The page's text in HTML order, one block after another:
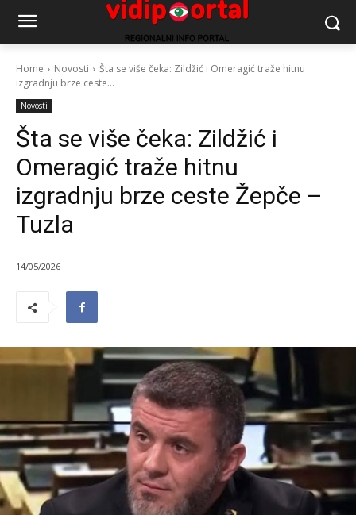
Home Novosti
Šta se više čeka: Zildžić i Omeragić traže hitnu
izgradnju brze ceste...
Novosti
Šta se više čeka: Zildžić i
Omeragić traže hitnu
izgradnju brze ceste Žepče –
Tuzla
14/05/2026